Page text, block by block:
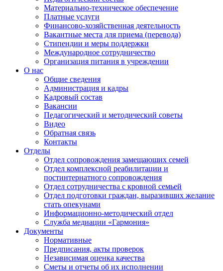
Материально-техническое обеспечение
Платные услуги
Финансово-хозяйственная деятельность
Вакантные места для приема (перевода)
Стипендии и меры поддержки
Международное сотрудничество
Организация питания в учреждении
О нас
Общие сведения
Администрация и кадры
Кадровый состав
Вакансии
Педагогический и методический советы
Видео
Обратная связь
Контакты
Отделы
Отдел сопровождения замещающих семей
Отдел комплексной реабилитации и
постинтернатного сопровождения
Отдел сотрудничества с кровной семьей
Отдел подготовки граждан, выразивших желание
стать опекунами
Информационно-методический отдел
Служба медиации «Гармония»
Документы
Нормативные
Предписания, акты проверок
Независимая оценка качества
Сметы и отчеты об их исполнении